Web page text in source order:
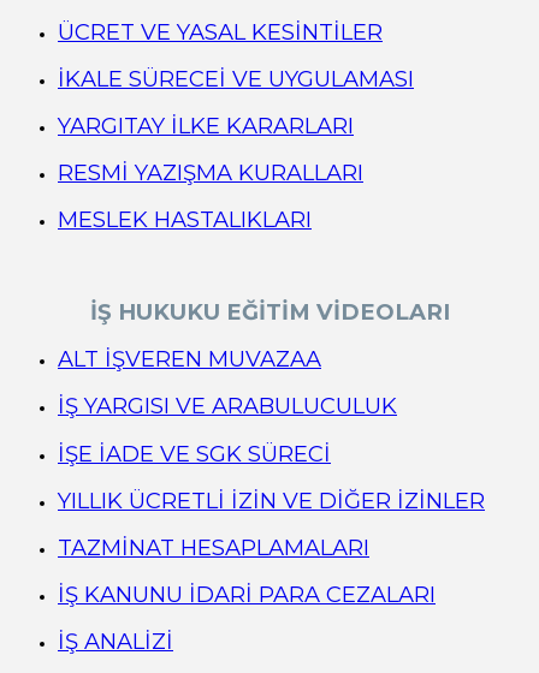
ÜCRET VE YASAL KESİNTİLER
İKALE SÜRECEİ VE UYGULAMASI
YARGITAY İLKE KARARLARI
RESMİ YAZIŞMA KURALLARI
MESLEK HASTALIKLARI
İŞ HUKUKU EĞİTİM VİDEOLARI
ALT İŞVEREN MUVAZAA
İŞ YARGISI VE ARABULUCULUK
İŞE İADE VE SGK SÜRECİ
YILLIK ÜCRETLİ İZİN VE DİĞER İZİNLER
TAZMİNAT HESAPLAMALARI
İŞ KANUNU İDARİ PARA CEZALARI
İŞ ANALİZİ